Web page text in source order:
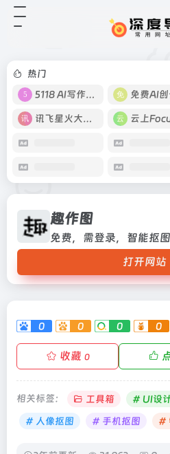
热门
5118 AI写作工具
免费AI
讯飞星火大模型
趣作图
免费，需登录，智能抠图
打开网站
0 0 0 0
收藏 0
相关标签： 工具箱 # UI设
# 人像抠图
# 手机抠图 #